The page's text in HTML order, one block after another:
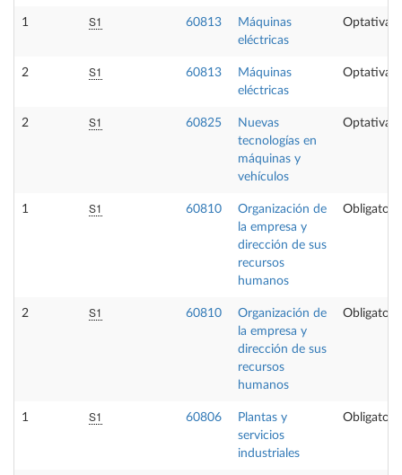
1 S1 60813
Máquinas
eléctricas
Optativa
2 S1 60813
Máquinas
eléctricas
Optativa
2 S1 60825
Nuevas
tecnologías en
máquinas y
vehículos
Optativa
1 S1 60810
Organización de
la empresa y
dirección de sus
recursos
humanos
Obligatoria
2 S1 60810
Organización de
la empresa y
dirección de sus
recursos
humanos
Obligatoria
1 S1 60806
Plantas y
servicios
industriales
Obligatoria